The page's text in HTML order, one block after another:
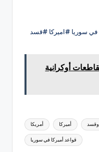
في سوريا #اميركا #قسد
روسية تستهدف 7 مقاطعات أوكرانية
أمريكا أميركا وقسد
قواعد أميركا في سوريا